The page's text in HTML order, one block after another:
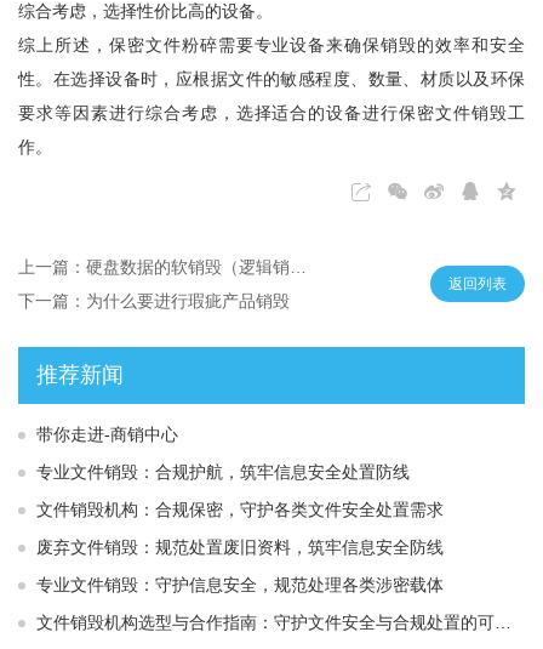
综合考虑，选择性价比高的设备。
综上所述，保密文件粉碎需要专业设备来确保销毁的效率和安全
性。在选择设备时，应根据文件的敏感程度、数量、材质以及环保
要求等因素进行综合考虑，选择适合的设备进行保密文件销毁工
作。
下一篇：为什么要进行瑕疵产品销毁
返回列表
推荐新闻
带你走进-商销中心
专业文件销毁：合规护航，筑牢信息安全处置防线
文件销毁机构：合规保密，守护各类文件安全处置需求
废弃文件销毁：规范处置废旧资料，筑牢信息安全防线
专业文件销毁：守护信息安全，规范处理各类涉密载体
文件销毁机构选型与合作指南：守护文件安全与合规处置的可靠选择